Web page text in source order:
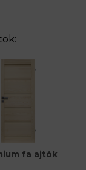
fa ajtók